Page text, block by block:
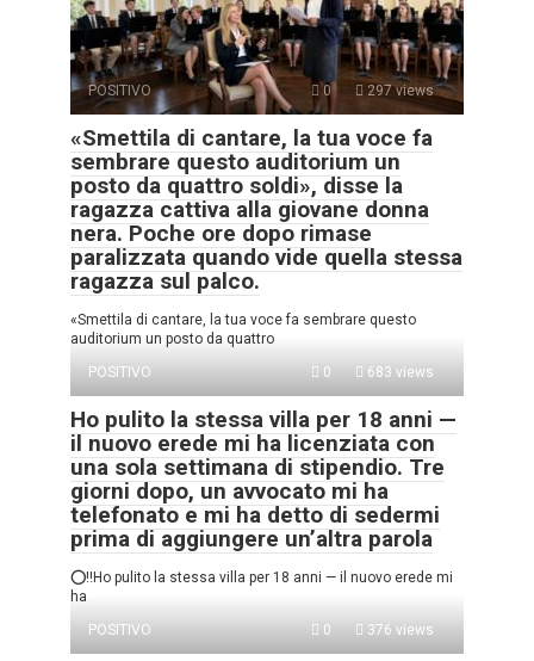
POSITIVO 0 297 views
«Smettila di cantare, la tua voce fa
sembrare questo auditorium un
posto da quattro soldi», disse la
ragazza cattiva alla giovane donna
nera. Poche ore dopo rimase
paralizzata quando vide quella stessa
ragazza sul palco.
«Smettila di cantare, la tua voce fa sembrare questo
auditorium un posto da quattro
POSITIVO
0 683 views
Ho pulito la stessa villa per 18 anni —
il nuovo erede mi ha licenziata con
una sola settimana di stipendio. Tre
giorni dopo, un avvocato mi ha
telefonato e mi ha detto di sedermi
prima di aggiungere un’altra parola
⭕‼️Ho pulito la stessa villa per 18 anni — il nuovo erede mi
ha
POSITIVO
0 376 views